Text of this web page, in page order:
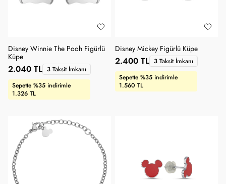
Disney Winnie The Pooh Figürlü
Küpe
Sepette %35 indirimle
1.326 TL
2.040 TL 3 Taksit İmkanı
Disney Mickey Figürlü Küpe
Sepette %35 indirimle
1.560 TL
2.400 TL 3 Taksit İmkanı